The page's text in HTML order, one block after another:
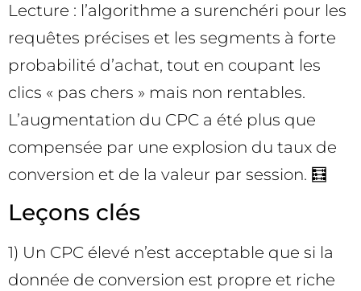
Lecture : l’algorithme a surenchéri pour les
requêtes précises et les segments à forte
probabilité d’achat, tout en coupant les
clics « pas chers » mais non rentables.
L’augmentation du CPC a été plus que
compensée par une explosion du taux de
conversion et de la valeur par session. 🧮
Leçons clés
1) Un CPC élevé n’est acceptable que si la
donnée de conversion est propre et riche